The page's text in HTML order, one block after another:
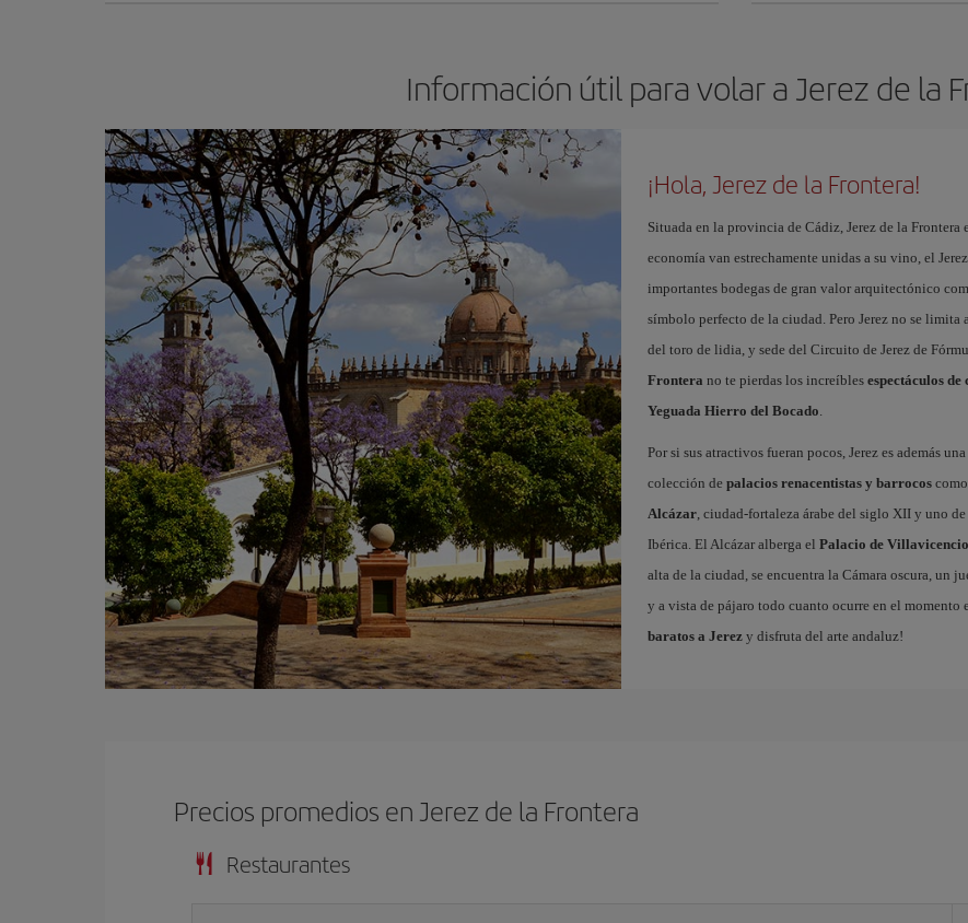
Información útil para volar a Jerez de la
¡Hola, Jerez de la Frontera!
Situada en la provincia de Cádiz, Jerez de la
economía van estrechamente unidas a su vino, el
importantes bodegas de gran valor arquitectónico
símbolo perfecto de la ciudad. Pero Jerez no se
del toro de lidia, y sede del Circuito de Jerez de
Frontera no te pierdas los increíbles espectáculos
Yeguada Hierro del Bocado.
Por si sus atractivos fueran pocos, Jerez es además
colección de palacios renacentistas y barrocos
Alcázar, ciudad-fortaleza árabe del siglo XII y uno
Ibérica. El Alcázar alberga el Palacio de Villavicencio
alta de la ciudad, se encuentra la Cámara oscura, un
y a vista de pájaro todo cuanto ocurre en el momento
baratos a Jerezy disfruta del arte andaluz!
Precios promedios en Jerez de la Frontera
Restaurantes